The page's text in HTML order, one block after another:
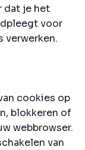
dat je het
voor
verwerken.
cookies op
blokkeren of
webbrowser.
van